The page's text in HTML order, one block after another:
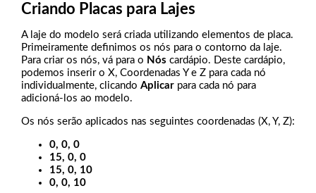
Criando Placas para Lajes
A laje do modelo será criada utilizando elementos de placa.
Primeiramente definimos os nós para o contorno da laje.
Para criar os nós, vá para o Nós cardápio. Deste cardápio,
podemos inserir o X, Coordenadas Y e Z para cada nó
individualmente, clicando Aplicar para cada nó para
adicioná-los ao modelo.
Os nós serão aplicados nas seguintes coordenadas (X, Y, Z):
0, 0, 0
15, 0, 0
15, 0, 10
0, 0, 10